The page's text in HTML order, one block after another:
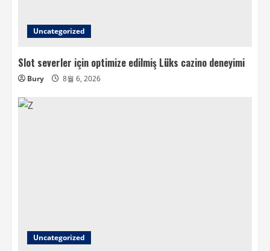
Uncategorized
Slot severler için optimize edilmiş Lüks cazino deneyimi
Bury 8월 6, 2026
Uncategorized